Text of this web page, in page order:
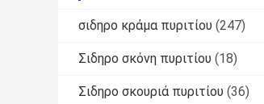
σιδηρο κράμα πυριτίου (247)
Σιδηρο σκόνη πυριτίου (18)
Σιδηρο σκουριά πυριτίου (36)